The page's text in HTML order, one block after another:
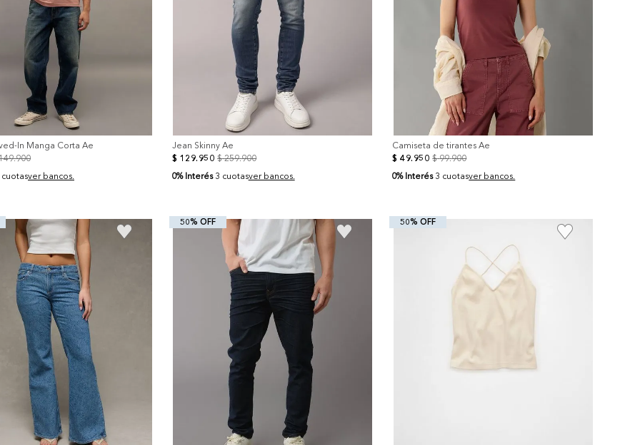
In Manga Corta Ae
.900
cuotasver bancos.
Jean Skinny Ae
$ 129. 950 $ 259.900
0% Interés 3 cuotasver bancos.
Camiseta de tirantes Ae
$ 49. 950 $ 99.900
0% Interés 3 cuotasver bancos.
50% OFF 50% OFF